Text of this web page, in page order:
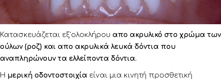
Κατασκευάζεται εξ'ολοκλήρου απο ακρυλικό στο χρώμα των
ούλων (ροζ) και απο ακρυλικά λευκά δόντια που
αναπληρώνουν τα ελλείποντα δόντια.
Η μερική οδοντοστοιχία είναι μια κινητή προσθετική